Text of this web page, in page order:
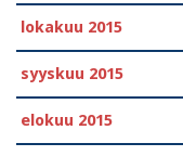
lokakuu 2015
syyskuu 2015
elokuu 2015